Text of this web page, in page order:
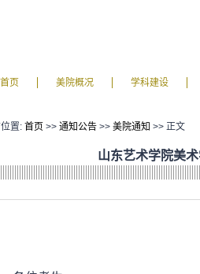
首页 美院概况 学科建设
置: 首页 >> 通知公告 >> 美院通知 >> 正文
山东艺术学院美